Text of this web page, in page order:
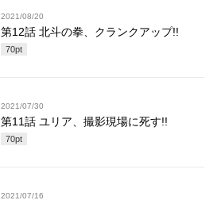
2021/08/20
第12話 北斗の拳、クランクアップ!!
70pt
2021/07/30
第11話 ユリア、撮影現場に死す!!
70pt
2021/07/16